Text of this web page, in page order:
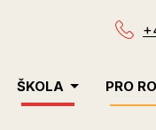
Menu
ŠKOLA PRO